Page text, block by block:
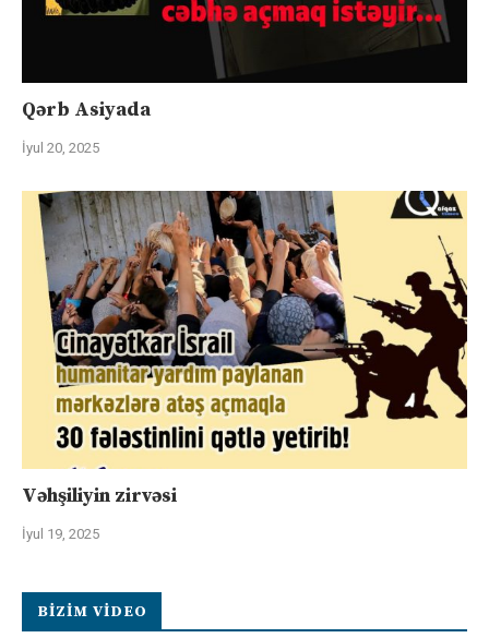
Qərb Asiyada
İyul 20, 2025
Vəhşiliyin zirvəsi
İyul 19, 2025
BIZIM VIDEO